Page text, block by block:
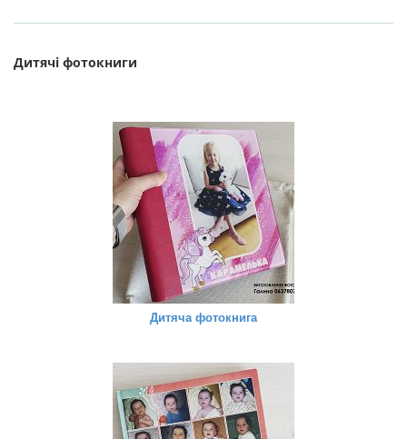
Дитячі фотокниги
Дитяча фотокнига